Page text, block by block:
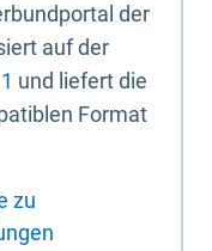
der
auf der
und liefert die
Format
zu